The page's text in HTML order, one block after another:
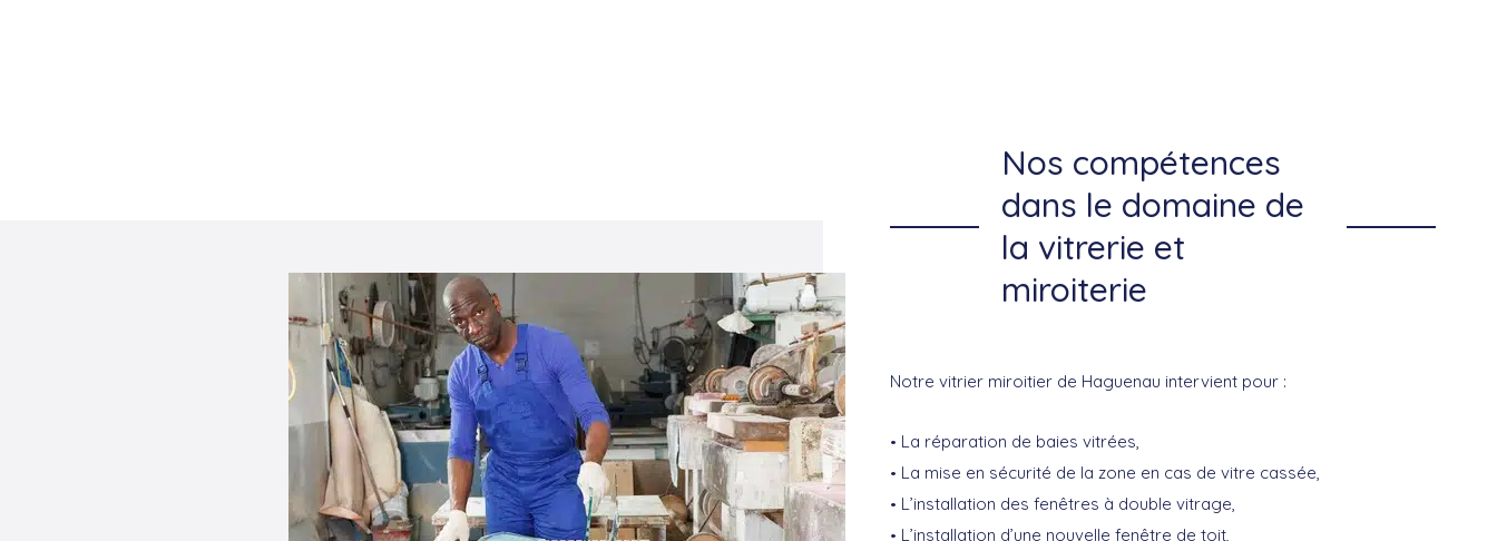
Nos compétences
dans le domaine de
la vitrerie et
miroiterie
Notre vitrier miroitier de Haguenau intervient pour :
La réparation de baies vitrées,
La mise en sécurité de la zone en cas de vitre cassée,
L’installation des fenêtres à double vitrage,
L’installation d’une nouvelle fenêtre de toit,